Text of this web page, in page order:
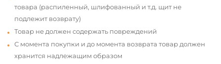
товара (распиленный, шлифованный и т.д. щит не
подлежит возврату)
Товар не должен содержать повреждений
С момента покупки и до момента возврата товар должен
хранится надлежащим образом